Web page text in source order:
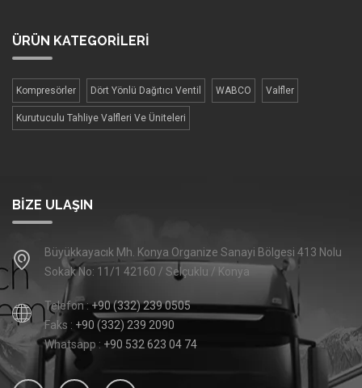
ÜRÜN KATEGORİLERİ
Kompresörler Dört Yönlü Dağıtıcı Ventil WABCO Valfler
Kurutuculu Tahliye Valfleri Ve Üniteleri
BIZE ULAŞIN
Büyükkayacık Mh. Konya Organize Sanayi Bölgesi 413 Nolu
Sokak No: 11/1 42160 / Selçuklu / Konya
Telefon :+90 (332) 239 0505
Faks : +90 (332) 239 2090
Whatsapp : +90 532 623 04 74